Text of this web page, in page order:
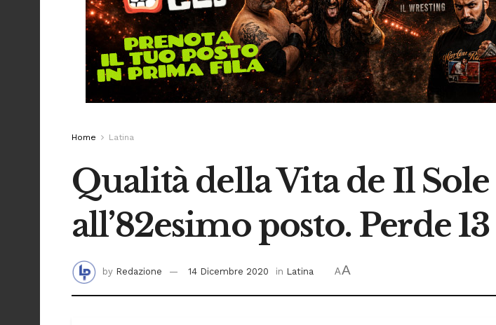
Home Latina
Qualità della Vita de Il
all’82esimo posto. Perde
by Redazione 14 Dicembre 2020 in Latina AA